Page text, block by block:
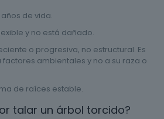
de vida.
y no está dañado.
o progresiva, no estructural. Es
factores ambientales y no a su raza o
de raíces estable.
talar un árbol torcido?